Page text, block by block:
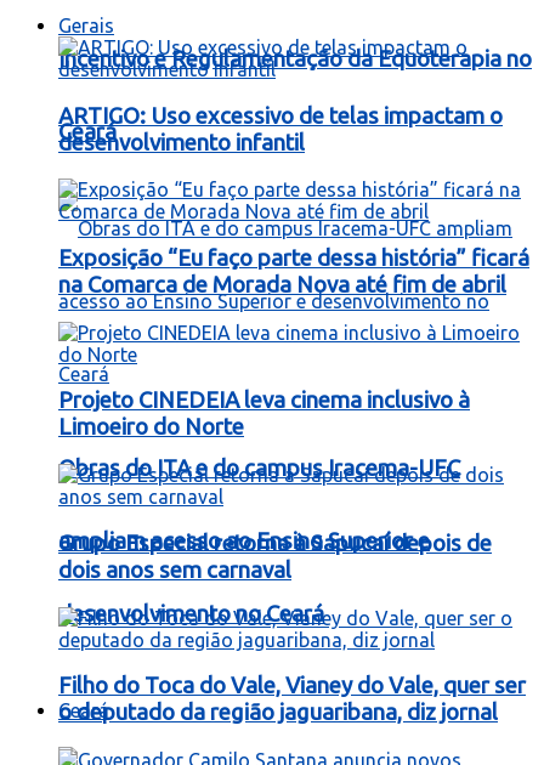
Incentivo e Regulamentação da Equoterapia no
Ceará
Obras do ITA e do campus Iracema-UFC
ampliam acesso ao Ensino Superior e
desenvolvimento no Ceará
Ceará
Gerais
ARTIGO: Uso excessivo de telas impactam o
desenvolvimento infantil
Exposição “Eu faço parte dessa história” ficará
na Comarca de Morada Nova até fim de abril
Projeto CINEDEIA leva cinema inclusivo à
Limoeiro do Norte
Grupo Especial retorna à Sapucaí depois de
dois anos sem carnaval
Filho do Toca do Vale, Vianey do Vale, quer ser
o deputado da região jaguaribana, diz jornal